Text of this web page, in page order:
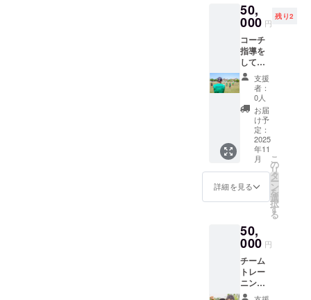
食事に
いく日
を３日
前まで
にホテ
ルに予
約を必
ず入れ
てくだ
さい
（キャ
ンセル
不可）
※食事の
招待状
の有効
期限
年1月10
とさせ
ていた
だきま
す
す ※そ
の写真
をチー
ムイン
スタグ
ラムに
掲載さ
せてい
ただき
ます ビ
ブスプ
レゼン
ターと
してお
名前や
ネーム
を添え
きます
※ニック
ネーム
や匿名
をご希
望され
にURL
を記載
いただ
きます
※購入
は、こ
ちらで
致しま
す ※そ
の写真
をチー
ムイン
スタグ
ラムに
せてい
ただき
サル
ボール
プレゼ
ンター
として
お名前
をお送
りしま
す それ
に写真
（動
画）を
付けて
メール
で送り
ます 11
月から
随時、
メール
をさせ
ていた
だきま
す 収録
方法：
メール
を記載
させて
いただ
達に伝
えたい
事を30
分間話
をして
もらい
ます 例
えば 会
社説
明、人
生と
は、信
念、経
営者の
心得な
ど、経
験から
事って
ありま
すよ
ね？ そ
れを伝
えても
らうの
50,
000 円
残り2
コーチ
指導を
しても
らえま
す 1回
だけ子
供に指
導した
いなぁ
と思っ
てる方
は、是
非、支
援して
くださ
い ト
ング時
間の
19:00〜
22:00の
間の60
分間、
コーチ
支援
者：
0人
お届
け予
定：
2025
年11
月
詳細を見る
こ
の
リ
タ
ー
ン
を
選
択
す
る
50,
000 円
チーム
トレー
ニング
ウェア